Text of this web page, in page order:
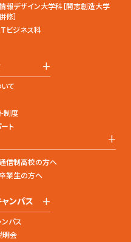
報デザイン大学科［開志創造大学
修］
ビジネス科
+
て
制度
ト
+
信制高校の方へ
業生の方へ
ンパス +
パス
明会